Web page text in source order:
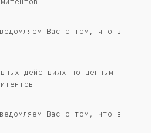
Вас о том, что в
действиях по ценным
Вас о том, что в